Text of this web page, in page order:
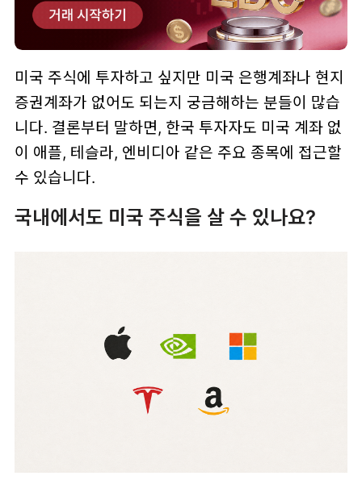
미국 주식에 투자하고 싶지만 미국 은행계좌나 현지
증권계좌가 없어도 되는지 궁금해하는 분들이 많습
니다. 결론부터 말하면, 한국 투자자도 미국 계좌 없
이 애플, 테슬라, 엔비디아 같은 주요 종목에 접근할
수 있습니다.
국내에서도 미국 주식을 살 수 있나요?